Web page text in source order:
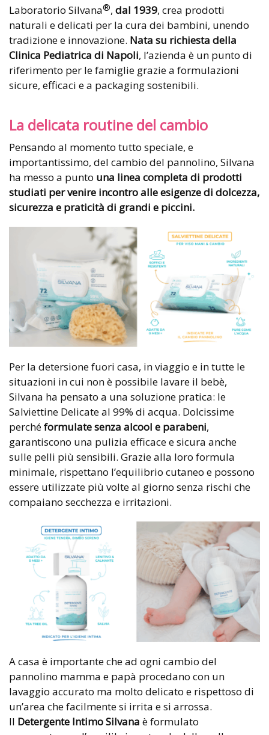
Laboratorio Silvana®, dal 1939, crea prodotti
naturali e delicati per la cura dei bambini, unendo
tradizione e innovazione. Nata su richiesta della
Clinica Pediatrica di Napoli, l’azienda è un punto di
riferimento per le famiglie grazie a formulazioni
sicure, efficaci e a packaging sostenibili.
La delicata routine del cambio
Pensando al momento tutto speciale, e
importantissimo, del cambio del pannolino, Silvana
ha messo a punto una linea completa di prodotti
studiati per venire incontro alle esigenze di dolcezza,
sicurezza e praticità di grandi e piccini.
Per la detersione fuori casa, in viaggio e in tutte le
situazioni in cui non è possibile lavare il bebè,
Silvana ha pensato a una soluzione pratica: le
Salviettine Delicate al 99% di acqua. Dolcissime
perchéformulate senza alcool e parabeni,
garantiscono una pulizia efficace e sicura anche
sulle pelli più sensibili. Grazie alla loro formula
minimale, rispettano l’equilibrio cutaneo e possono
essere utilizzate più volte al giorno senza rischi che
compaiano secchezza e irritazioni.
A casa è importante che ad ogni cambio del
pannolino mamma e papà procedano con un
lavaggio accurato ma molto delicato e rispettoso di
un’area che facilmente si irrita e si arrossa.
Il Detergente Intimo Silvana è formulato